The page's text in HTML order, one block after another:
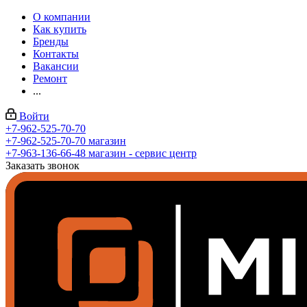
О компании
Как купить
Бренды
Контакты
Вакансии
Ремонт
...
Войти
+7-962-525-70-70
+7-962-525-70-70 магазин
+7-963-136-66-48 магазин - сервис центр
Заказать звонок